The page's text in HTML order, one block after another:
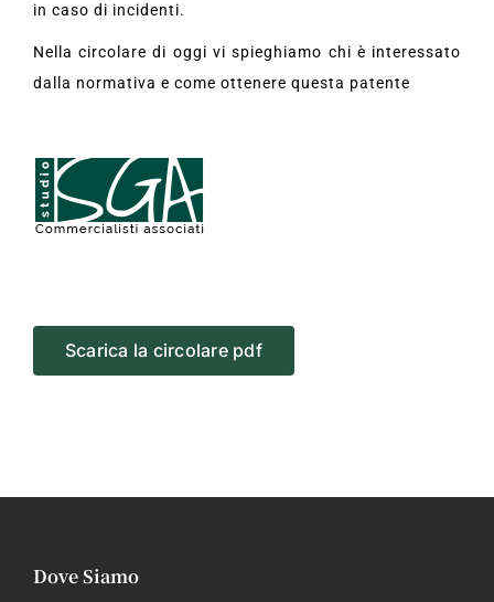
in caso di incidenti.
Nella circolare di oggi vi spieghiamo chi è interessato
dalla normativa e come ottenere questa patente
Scarica la circolare pdf
Dove Siamo